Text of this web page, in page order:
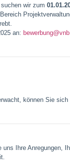
wir zum
an:
können Sie
Ihre Anregungen,